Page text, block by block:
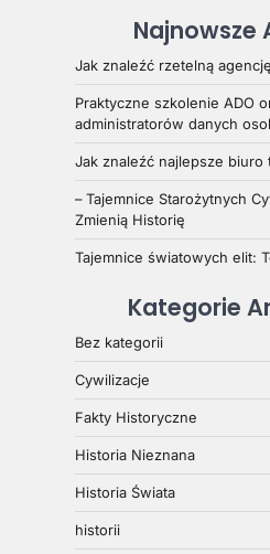
Najnowsze
Jak znaleźć rzetelną
Praktyczne szkolenie ADO
administratorów danych
Jak znaleźć najlepsze biuro
– Tajemnice Starożytnych
Zmienią Historię
Tajemnice światowych elit:
Kategorie
Bez kategorii
Cywilizacje
Fakty Historyczne
Historia Nieznana
Historia Świata
historii